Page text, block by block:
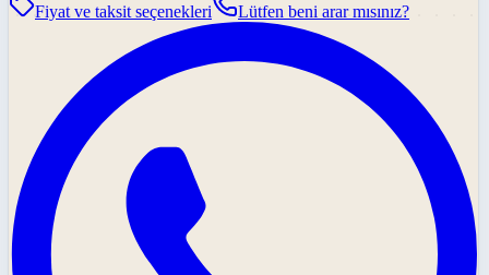
Fiyat ve taksit seçenekleri
Lütfen beni arar mısınız?